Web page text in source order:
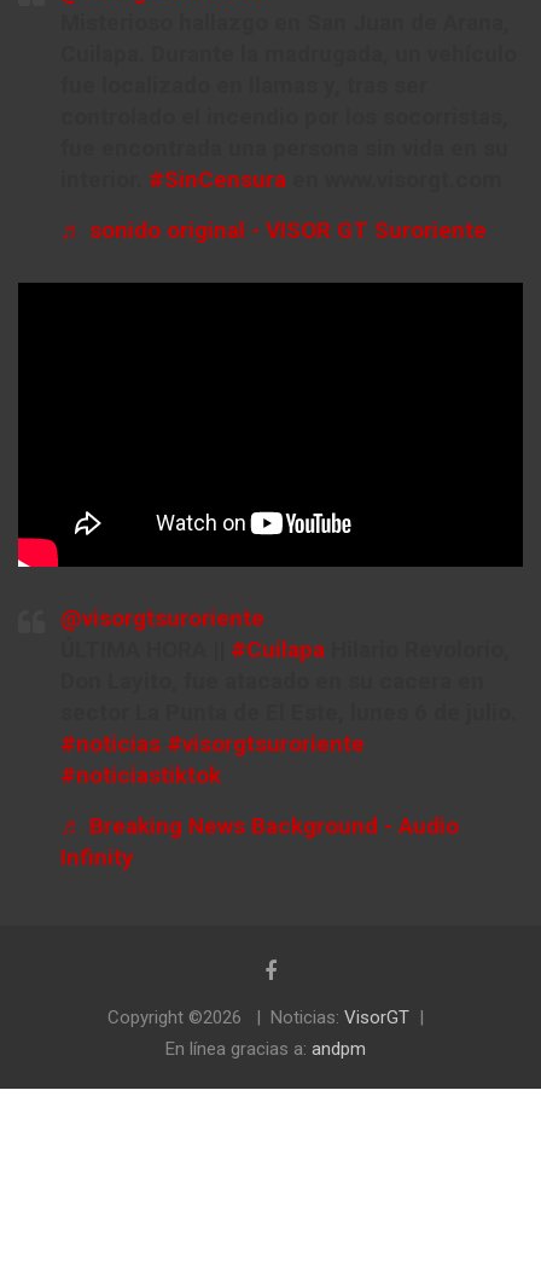
#SinCensura
♬ sonido original - VISOR GT Suroriente
@visorgtsuroriente
#Cuilapa
#noticias #visorgtsuroriente
#noticiastiktok
♬ Breaking News Background - Audio
Infinity
Copyright ©2026 Noticias: VisorGT
En línea gracias a: andpm